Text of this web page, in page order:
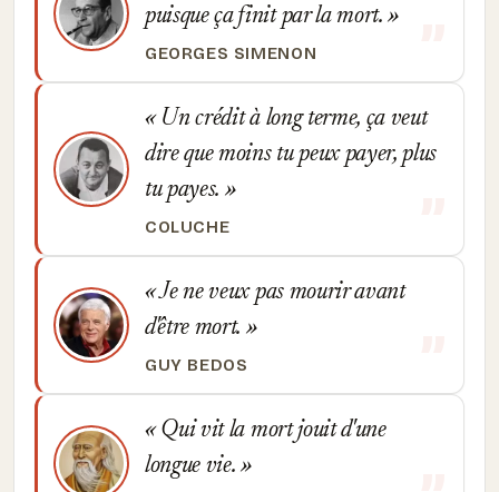
puisque ça finit par la mort.
GEORGES SIMENON
Un crédit à long terme, ça veut
dire que moins tu peux payer, plus
tu payes.
COLUCHE
Je ne veux pas mourir avant
d'être mort.
GUY BEDOS
Qui vit la mort jouit d'une
longue vie.